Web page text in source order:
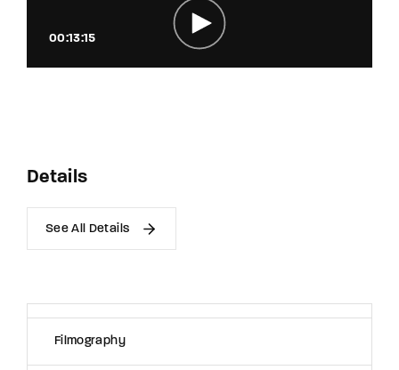
00:13:15
Details
See All Details
Filmography